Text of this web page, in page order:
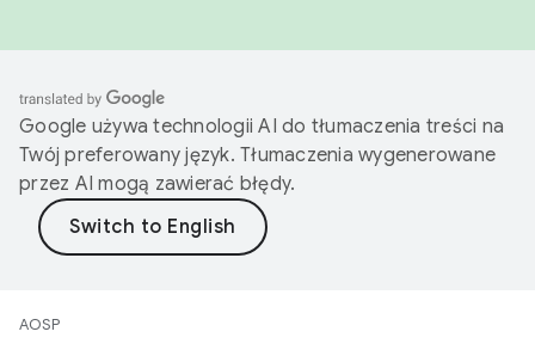
Google używa technologii AI do tłumaczenia treści na
Twój preferowany język. Tłumaczenia wygenerowane
przez AI mogą zawierać błędy.
AOSP